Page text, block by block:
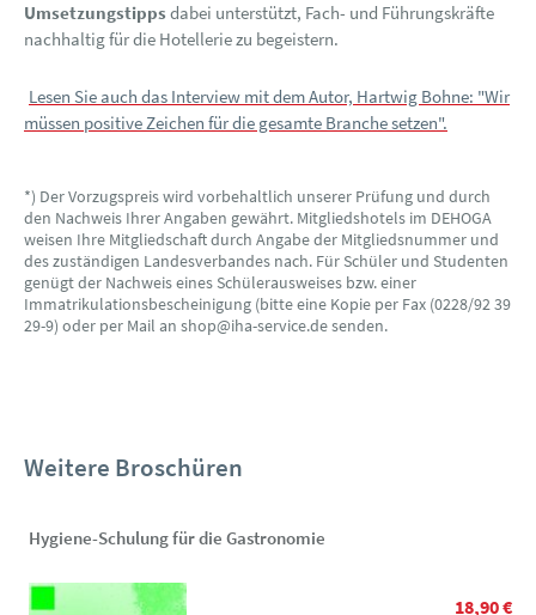
Umsetzungstipps dabei unterstützt, Fach- und Führungskräfte
nachhaltig für die Hotellerie zu begeistern.
Lesen Sie auch das Interview mit dem Autor, Hartwig Bohne: "Wir
müssen positive Zeichen für die gesamte Branche setzen".
*) Der Vorzugspreis wird vorbehaltlich unserer Prüfung und durch
den Nachweis Ihrer Angaben gewährt. Mitgliedshotels im DEHOGA
weisen Ihre Mitgliedschaft durch Angabe der Mitgliedsnummer und
des zuständigen Landesverbandes nach. Für Schüler und Studenten
genügt der Nachweis eines Schülerausweises bzw. einer
Immatrikulationsbescheinigung (bitte eine Kopie per Fax (0228/92 39
29-9) oder per Mail an shop@iha-service.de senden.
Weitere Broschüren
Hygiene-Schulung für die Gastronomie
18,90 €